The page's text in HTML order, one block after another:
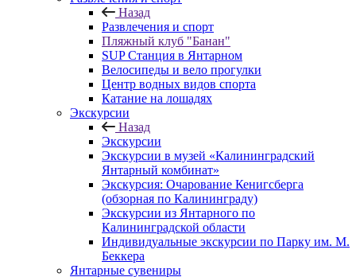
Назад
Развлечения и спорт
Пляжный клуб "Банан"
SUP Станция в Янтарном
Велосипеды и вело прогулки
Центр водных видов спорта
Катание на лошадях
Экскурсии
Назад
Экскурсии
Экскурсии в музей «Калининградский
Янтарный комбинат»
Экскурсия: Очарование Кенигсберга
(обзорная по Калининграду)
Экскурсии из Янтарного по
Калининградской области
Индивидуальные экскурсии по Парку им. М.
Беккера
Янтарные сувениры